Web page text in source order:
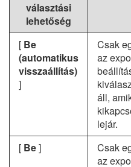
választási
lehetőség
[ Be
(automatikus
visszaállítás)
]
Csak
az
áll,
lejár.
[ Be]
Csak
az